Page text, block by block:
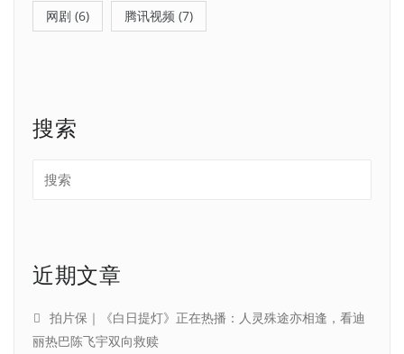
网剧 (6) 腾讯视频 (7)
搜索
近期文章
拍片保｜《白日提灯》正在热播：人灵殊途亦相逢，看迪
丽热巴陈飞宇双向救赎